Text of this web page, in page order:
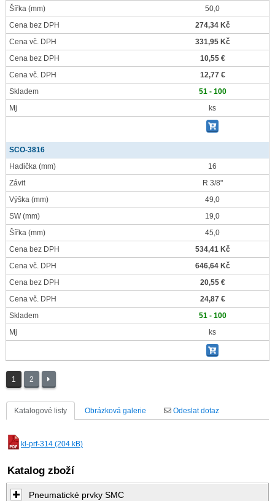
Šířka (mm)
50,0
Cena bez DPH
274,34 Kč
Cena vč. DPH
331,95 Kč
Cena bez DPH
10,55 €
Cena vč. DPH
12,77 €
Skladem
51 - 100
Mj
ks
SCO-3816
Hadička (mm)
16
Závit
R 3/8"
Výška (mm)
49,0
SW(mm)
19,0
Šířka (mm)
45,0
Cena bez DPH
534,41 Kč
Cena vč. DPH
646,64 Kč
Cena bez DPH
20,55 €
Cena vč. DPH
24,87 €
Skladem
51 - 100
Mj
ks
1 2
Katalogové listy Obrázková galerie Odeslat dotaz
kl-prf-314 (204 kB)
Katalog zboží
Pneumatické prvky SMC